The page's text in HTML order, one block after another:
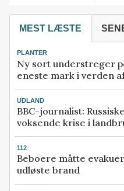
MEST LÆSTE
PLANTER
Ny sort understreger
eneste mark i verden
UDLAND
BBC-journalist:
voksende krise i
112
Beboere måtte
udløste brand